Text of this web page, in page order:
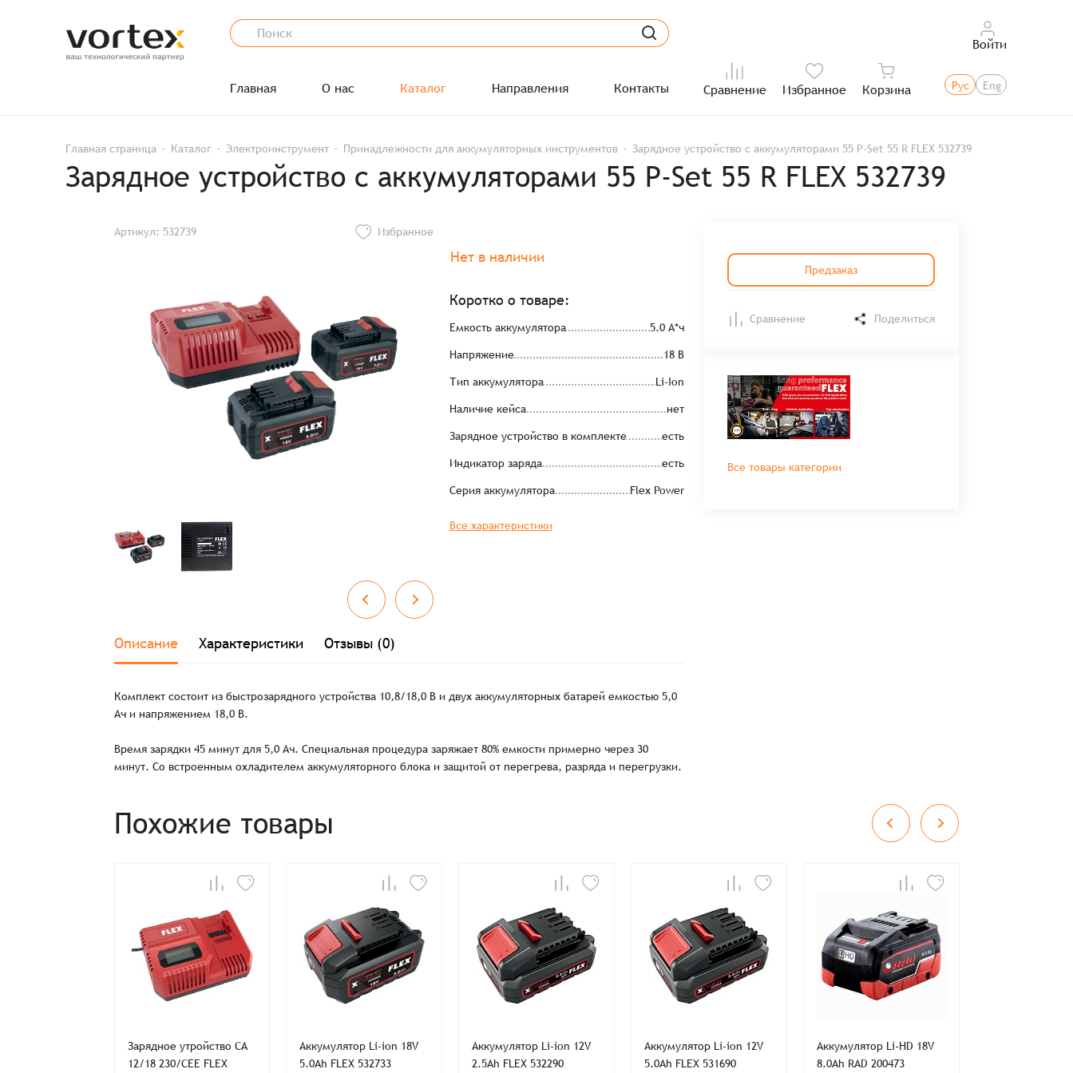
Войти
Главная О нас Каталог Направления Контакты Сравнение Избранное Корзина Рус Eng
E-mail*
обязательное поле
Email
E-mail*
Не менее шести символов
- + 0 ₸
Имя* Телефон*
Заказ успешно оформлен
Наименование Количество Сумма
1
ИТОГО:
- +
Имя* Телефон*
Восстановление пароля
Введите электронный адрес.
На него придет письмо со ссылкой для
E-mail*
Главная страница Каталог Электроинструмент Принадлежности для аккумуляторных инструментов Зарядное устройство с аккумуляторами 55 P-Set 55 R FLEX 532739
Зарядное устройство с аккумуляторами 55 P-Set 55 R FLEX 532739
Артикул: 532739 Избранное
Нет в наличии
Коротко о товаре:
Емкость аккумулятора 5.0 А*ч
Напряжение 18 В
Тип аккумулятора Li-Ion
Наличие кейса нет
Зарядное устройство в комплекте есть
Индикатор заряда есть
Серия аккумулятора Flex Power
Все характеристики
Предзаказ
Сравнение Поделиться
Все товары категории
Описание Характеристики Отзывы (0)
Комплект состоит из быстрозарядного устройства 10,8/18,0 В и двух аккумуляторных батарей емкостью 5,0
Ач и напряжением 18,0 В.
Время зарядки 45 минут для 5,0 Ач. Специальная процедура заряжает 80% емкости примерно через 30
минут. Со встроенным охладителем аккумуляторного блока и защитой от перегрева, разряда и перегрузки.
Похожие товары
Зарядное утройство CA
12/18 230/CEE FLEX
Аккумулятор Li-ion 18V
5.0Ah FLEX 532733
Аккумулятор Li-ion 12V
2.5Ah FLEX 532290
Аккумулятор Li-ion 12V
5.0Ah FLEX 531690
Аккумулятор Li-HD 18V
8.0Ah RAD 200473